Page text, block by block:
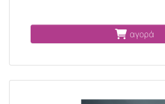
αγορά